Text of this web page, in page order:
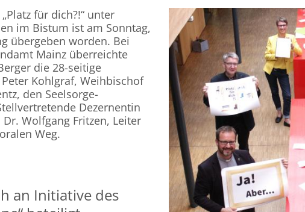
für dich?!“ unter
im Bistum ist am Sonntag,
übergeben worden. Bei
Mainz überreichte
die 28-seitige
Kohlgraf, Weihbischof
den Seelsorge-
Dezernentin
Wolfgang Fritzen, Leiter
Weg.
an Initiative des